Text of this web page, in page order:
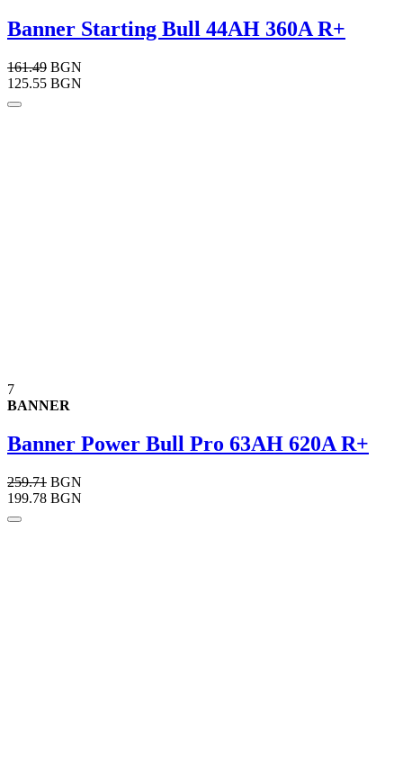
Banner Starting Bull 44AH 360A R+
161.49 BGN
125.55 BGN
7
BANNER
Banner Power Bull Pro 63AH 620A R+
259.71 BGN
199.78 BGN